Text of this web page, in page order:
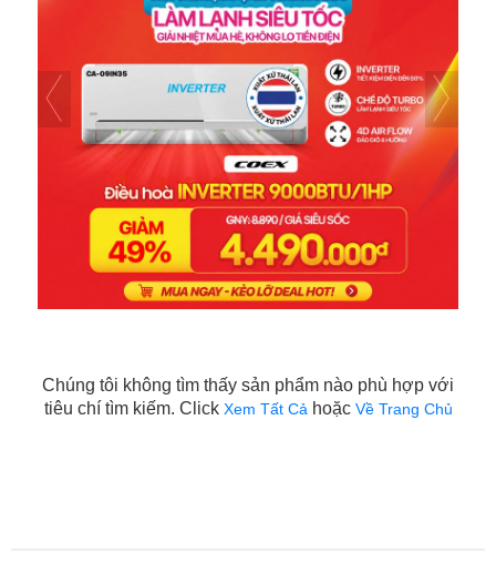
Chúng tôi không tìm thấy sản phẩm nào phù hợp với
tiêu chí tìm kiếm. Click Xem Tất Cả hoặc Về Trang Chủ